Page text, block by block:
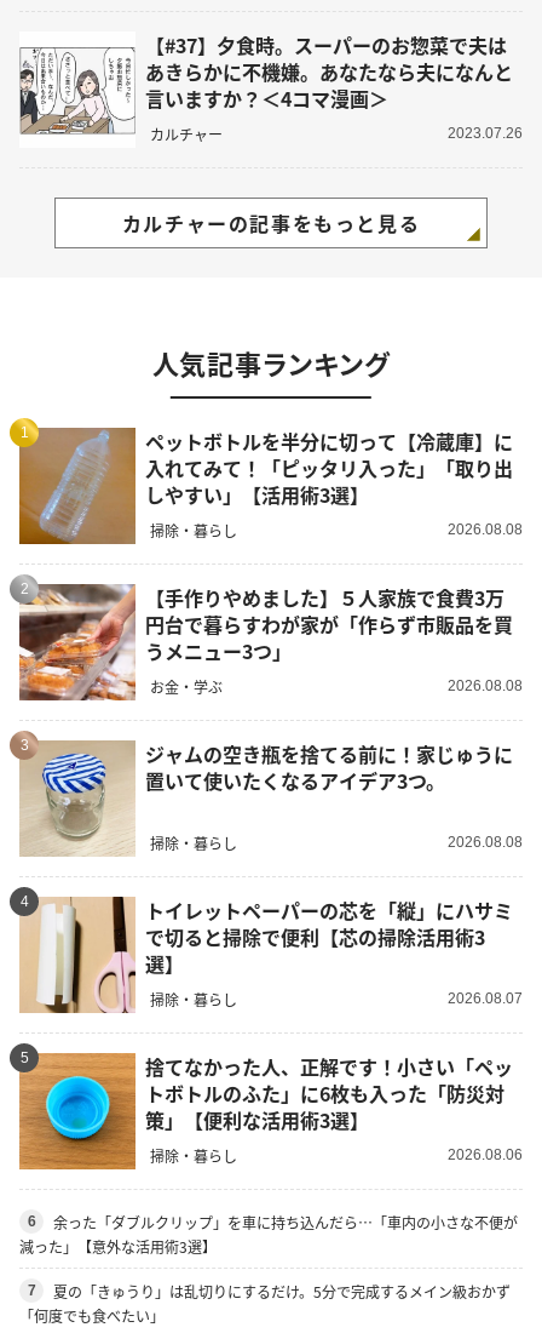
【#37】夕食時。スーパーのお惣菜で夫は
あきらかに不機嫌。あなたなら夫になんと
言いますか？＜4コマ漫画＞
カルチャー 2023.07.26
カルチャーの記事をもっと見る
人気記事ランキング
1
ペットボトルを半分に切って【冷蔵庫】に
入れてみて！「ピッタリ入った」「取り出
しやすい」【活用術3選】
掃除・暮らし 2026.08.08
2
【手作りやめました】５人家族で食費3万
円台で暮らすわが家が「作らず市販品を買
うメニュー3つ」
お金・学ぶ 2026.08.08
3
ジャムの空き瓶を捨てる前に！家じゅうに
置いて使いたくなるアイデア3つ。
掃除・暮らし 2026.08.08
4
トイレットペーパーの芯を「縦」にハサミ
で切ると掃除で便利【芯の掃除活用術3
選】
掃除・暮らし 2026.08.07
5
捨てなかった人、正解です！小さい「ペッ
トボトルのふた」に6枚も入った「防災対
策」【便利な活用術3選】
掃除・暮らし 2026.08.06
6
余った「ダブルクリップ」を車に持ち込んだら…「車内の小さな不便が
減った」【意外な活用術3選】
7
夏の「きゅうり」は乱切りにするだけ。5分で完成するメイン級おかず
「何度でも食べたい」